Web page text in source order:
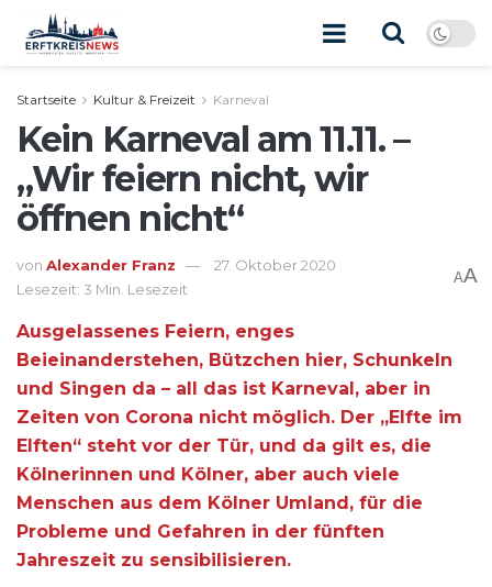
Startseite Kultur & Freizeit Karneval
Kein Karneval am 11.11. –
„Wir feiern nicht, wir
öffnen nicht“
von Alexander Franz
27. Oktober 2020
Lesezeit: 3 Min. Lesezeit
AA
Ausgelassenes Feiern, enges
Beieinanderstehen, Bützchen hier, Schunkeln
und Singen da – all das ist Karneval, aber in
Zeiten von Corona nicht möglich. Der „Elfte im
Elften“ steht vor der Tür, und da gilt es, die
Kölnerinnen und Kölner, aber auch viele
Menschen aus dem Kölner Umland, für die
Probleme und Gefahren in der fünften
Jahreszeit zu sensibilisieren.